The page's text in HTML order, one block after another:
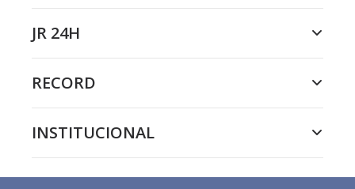
JR 24H
RECORD
INSTITUCIONAL